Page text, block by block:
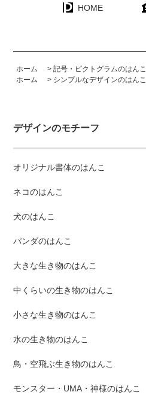
HOME
ホーム > 記号・ピクトグラムのはんこ
ホーム
> シンプルなデザインのはんこ
デザインのモチーフ
オリジナル書体のはんこ
ネコのはんこ
犬のはんこ
パンダのはんこ
大きな生き物のはんこ
中くらいの生き物のはんこ
小さな生き物のはんこ
水の生き物のはんこ
鳥・空飛ぶ生き物のはんこ
モンスター・UMA・神様のはんこ